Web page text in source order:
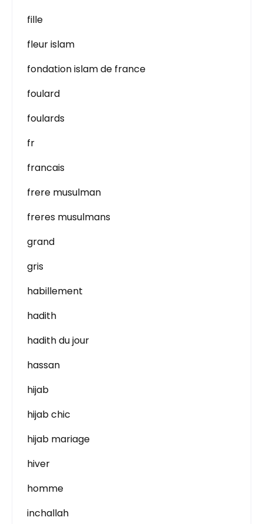
fille
fleur islam
fondation islam de france
foulard
foulards
fr
francais
frere musulman
freres musulmans
grand
gris
habillement
hadith
hadith du jour
hassan
hijab
hijab chic
hijab mariage
hiver
homme
inchallah